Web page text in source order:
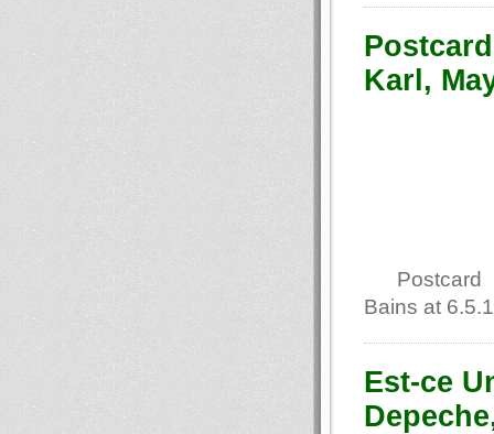
Karl,
Postcard
Bains at
Est-ce